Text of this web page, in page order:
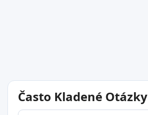
Často Kladené Otázky